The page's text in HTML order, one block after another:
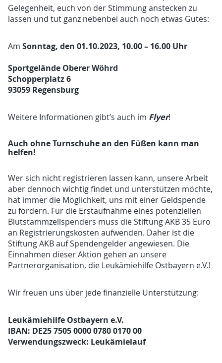
Gelegenheit, euch von der Stimmung anstecken zu
lassen und tut ganz nebenbei auch noch etwas Gutes:
AmSonntag, den 01.10.2023, 10.00 – 16.00 Uhr
Sportgelände Oberer Wöhrd
Schopperplatz 6
93059 Regensburg
Weitere Informationen gibt’s auch im Flyer!
Auch ohne Turnschuhe an den Füßen kann man
helfen!
Wer sich nicht registrieren lassen kann, unsere Arbeit
aber dennoch wichtig findet und unterstützen möchte,
hat immer die Möglichkeit, uns mit einer Geldspende
zu fördern. Für die Erstaufnahme eines potenziellen
Blutstammzellspenders muss die Stiftung AKB 35 Euro
an Registrierungskosten aufwenden. Daher ist die
Stiftung AKB auf Spendengelder angewiesen. Die
Einnahmen dieser Aktion gehen an unsere
Partnerorganisation, die Leukämiehilfe Ostbayern e.V.!
Wir freuen uns über jede finanzielle Unterstützung:
Leukämiehilfe Ostbayern e.V.
IBAN: DE25 7505 0000 0780 0170 00
Verwendungszweck: Leukämielauf